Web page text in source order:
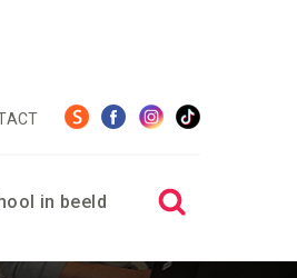
in beeld